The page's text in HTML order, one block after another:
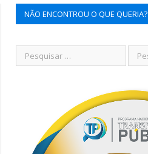
NÃO ENCONTROU O QUE QUERIA?